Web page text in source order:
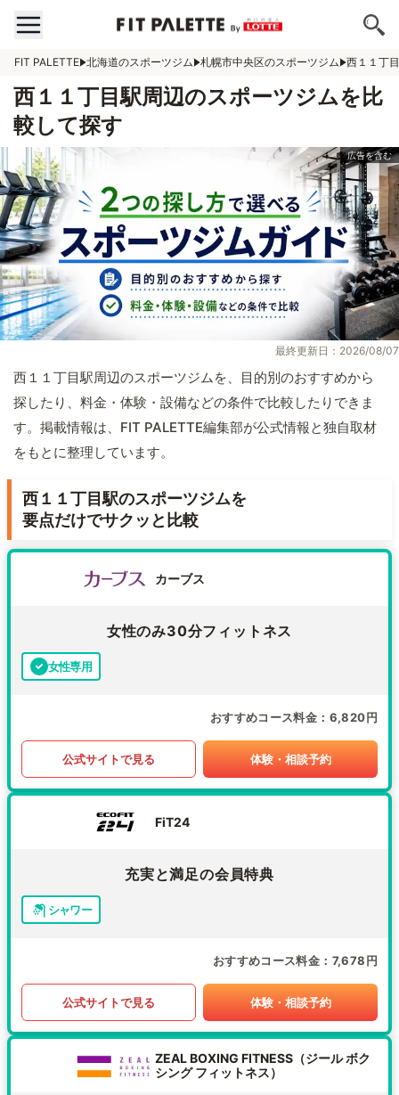
FIT PALETTE 北海道のスポーツジム 札幌市中央区のスポーツジム 西１１丁
西１１丁目駅周辺のスポーツジムを比
較して探す
最終更新日：2026/08/07
西１１丁目駅周辺のスポーツジムを、目的別のおすすめから
探したり、料金・体験・設備などの条件で比較したりできま
す。掲載情報は、FIT PALETTE編集部が公式情報と独自取材
をもとに整理しています。
西１１丁目駅のスポーツジムを
要点だけでサクッと比較
カーブス
女性のみ30分フィットネス
女性専用
おすすめコース料金 6,820円
公式サイトで見る 体験・相談予約
FiT24
充実と満足の会員特典
シャワー
おすすめコース料金 7,678円
公式サイトで見る 体験・相談予約
ZEAL BOXING FITNESS（ジール ボク
シング フィットネス）